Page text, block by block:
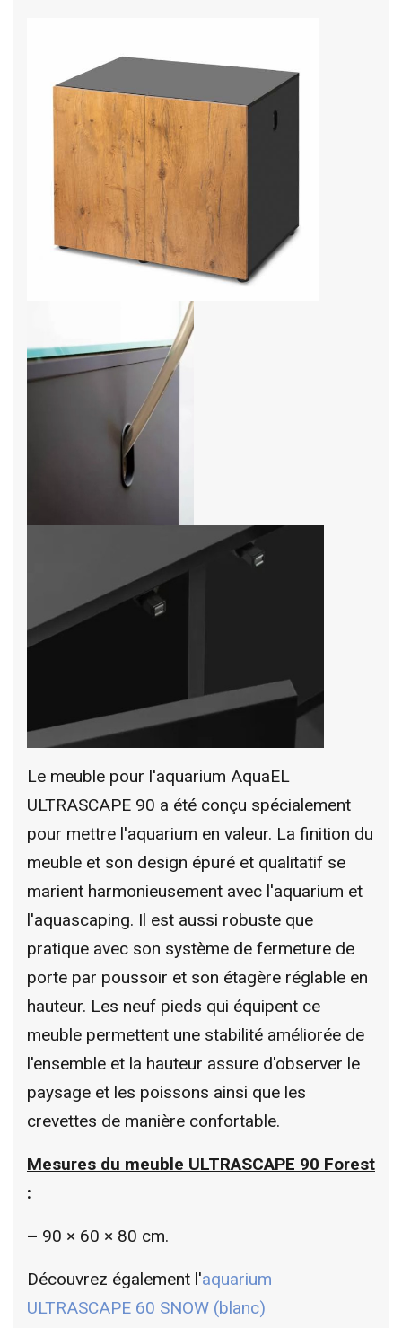
Le meuble pour l'aquarium AquaEL
ULTRASCAPE 90 a été conçu spécialement
pour mettre l'aquarium en valeur. La finition du
meuble et son design épuré et qualitatif se
marient harmonieusement avec l'aquarium et
l'aquascaping. Il est aussi robuste que
pratique avec son système de fermeture de
porte par poussoir et son étagère réglable en
hauteur. Les neuf pieds qui équipent ce
meuble permettent une stabilité améliorée de
l'ensemble et la hauteur assure d'observer le
paysage et les poissons ainsi que les
crevettes de manière confortable.
Mesures du meuble ULTRASCAPE 90 Forest
:
– 90 × 60 × 80 cm.
Découvrez également l'aquarium
ULTRASCAPE 60 SNOW (blanc)